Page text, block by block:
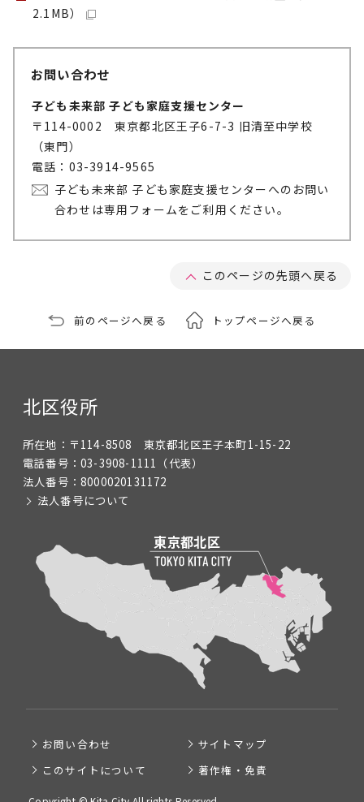
2.1MB）
お問い合わせ
子ども未来部 子ども家庭支援センター
〒114-0002 東京都北区王子6-7-3 旧清至中学校
（東門）
電話：03-3914-9565
子ども未来部 子ども家庭支援センターへのお問い
合わせは専用フォームをご利用ください。
このページの先頭へ戻る
前のページへ戻る トップページへ戻る
北区役所
所在地： 〒114-8508 東京都北区王子本町1-15-22
電話番号： 03-3908-1111 （代表）
法人番号： 8000020131172
法人番号について
お問い合わせ
サイトマップ
このサイトについて
著作権・免責